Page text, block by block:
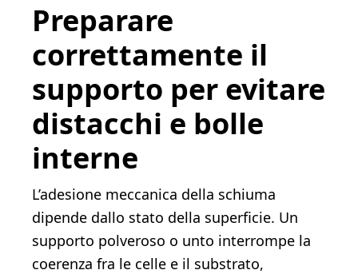
Preparare
correttamente il
supporto per evitare
distacchi e bolle
interne
L’adesione meccanica della schiuma
dipende dallo stato della superficie. Un
supporto polveroso o unto interrompe la
coerenza fra le celle e il substrato,